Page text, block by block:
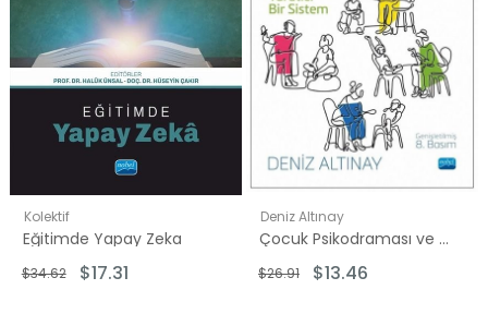
Kolektif
Eğitimde Yapay Zeka
$17.31
$34.62
Deniz Altınay
Çocuk Psikodraması ve Çocuk Yetiştirme Sanatı - Çocuk Psikoterapisinde Yaratıcı Bir Sistem
$13.46
$26.91